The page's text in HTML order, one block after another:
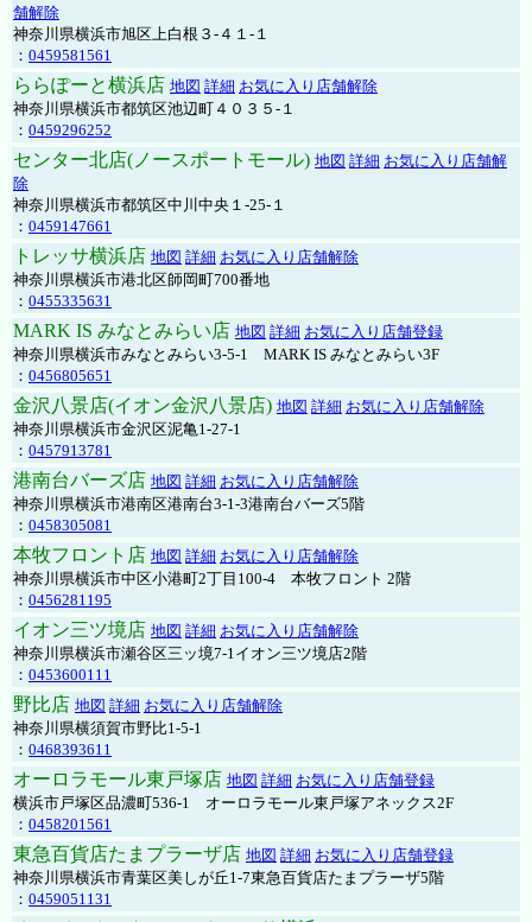
舗解除
神奈川県横浜市旭区上白根３-４１-１
： 0459581561
ららぽーと横浜店 地図 詳細 お気に入り店舗解除
神奈川県横浜市都筑区池辺町４０３５-１
： 0459296252
センター北店(ノースポートモール) 地図 詳細 お気に入り店舗解
除
神奈川県横浜市都筑区中川中央１-25-１
： 0459147661
トレッサ横浜店 地図 詳細 お気に入り店舗解除
神奈川県横浜市港北区師岡町700番地
： 0455335631
MARK IS みなとみらい店 地図 詳細 お気に入り店舗登録
神奈川県横浜市みなとみらい3-5-1 MARK IS みなとみらい3F
： 0456805651
金沢八景店(イオン金沢八景店) 地図 詳細 お気に入り店舗解除
神奈川県横浜市金沢区泥亀1-27-1
： 0457913781
港南台バーズ店 地図 詳細 お気に入り店舗解除
神奈川県横浜市港南区港南台3-1-3港南台バーズ5階
： 0458305081
本牧フロント店 地図 詳細 お気に入り店舗解除
神奈川県横浜市中区小港町2丁目100-4 本牧フロント 2階
： 0456281195
イオン三ツ境店 地図 詳細 お気に入り店舗解除
神奈川県横浜市瀬谷区三ッ境7-1イオン三ツ境店2階
： 0453600111
野比店 地図 詳細 お気に入り店舗解除
神奈川県横須賀市野比1-5-1
： 0468393611
オーロラモール東戸塚店 地図 詳細 お気に入り店舗登録
横浜市戸塚区品濃町536-1 オーロラモール東戸塚アネックス2F
： 0458201561
東急百貨店たまプラーザ店 地図 詳細 お気に入り店舗登録
神奈川県横浜市青葉区美しが丘1-7東急百貨店たまプラーザ5階
： 0459051131